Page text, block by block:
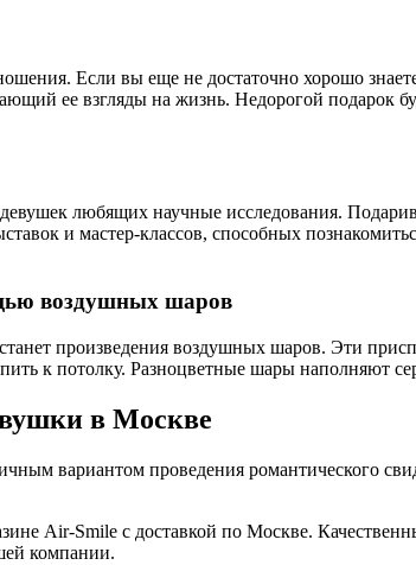
Если вы еще не достаточно хорошо
ее взгляды на жизнь. Недорогой
любящих научные исследования.
и мастер-классов, способных
воздушных шаров
произведения воздушных шаров. Эти
к потолку. Разноцветные шары
в Москве
вариантом проведения романтического
Air-Smile с доставкой по Москве.
компании.